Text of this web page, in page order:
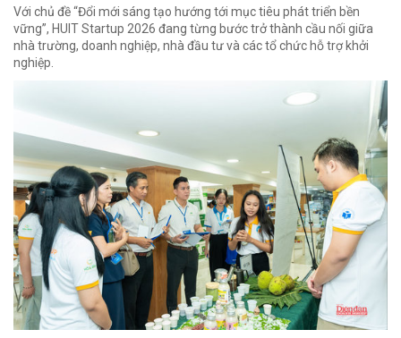
Với chủ đề “Đổi mới sáng tạo hướng tới mục tiêu phát triển bền
vững”, HUIT Startup 2026 đang từng bước trở thành cầu nối giữa
nhà trường, doanh nghiệp, nhà đầu tư và các tổ chức hỗ trợ khởi
nghiệp.